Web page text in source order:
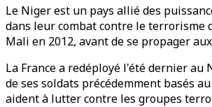
Le Niger est un pays allié des
dans leur combat contre le terrorisme
Mali en 2012, avant de se propager
La France a redéployé l'été dernier au
de ses soldats précédemment basés
aident à lutter contre les groupes